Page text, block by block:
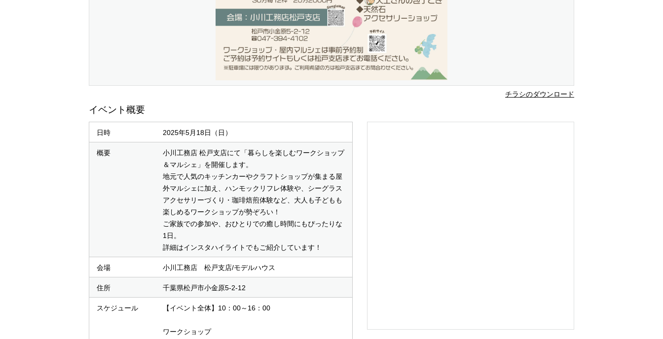
チラシのダウンロード
イベント概要
日時 2025年5月18日（日）
概要
小川工務店 松戸支店にて「暮らしを楽しむワークショップ
＆マルシェ」を開催します。
地元で人気のキッチンカーやクラフトショップが集まる屋
外マルシェに加え、ハンモックリフレ体験や、シーグラス
アクセサリーづくり・珈琲焙煎体験など、大人も子どもも
楽しめるワークショップが勢ぞろい！
ご家族での参加や、おひとりでの癒し時間にもぴったりな
1日。
詳細はインスタハイライトでもご紹介しています！
会場 小川工務店 松戸支店/モデルハウス
住所 千葉県松戸市小金原5-2-12
スケジュール 【イベント全体】10：00～16：00
ワークショップ